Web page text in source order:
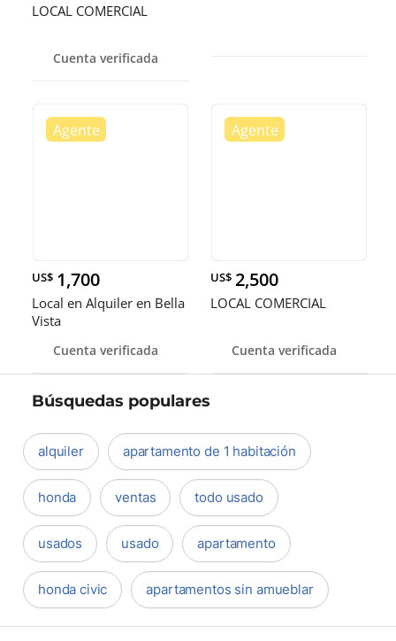
LOCAL COMERCIAL
Cuenta verificada
US$ 1,700
Local en Alquiler en Bella
Vista
Cuenta verificada
US$ 2,500
LOCAL COMERCIAL
Cuenta verificada
Búsquedas populares
alquiler apartamento de 1 habitación
honda ventas todo usado
usados usado apartamento
honda civic apartamentos sin amueblar